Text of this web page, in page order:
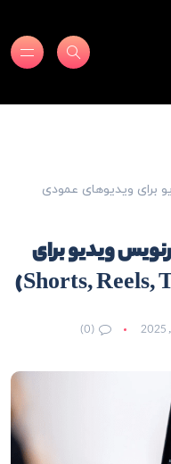
برای ویدیوهای عمودی
ویدیو برای
(0)